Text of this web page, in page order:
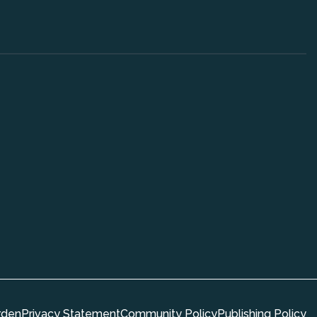
Privacy StatementCommunity PolicyPublishing Policy